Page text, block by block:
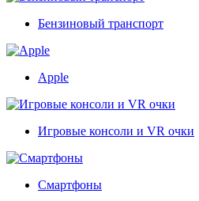
Бензиновый транспорт
Apple
Игровые консоли и VR очки
Смартфоны